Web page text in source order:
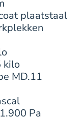
plaatstaal
kilo
MD.11
Pa